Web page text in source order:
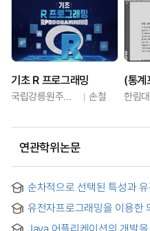
기초 R 프로그래밍
국립강릉원주대학교 손철 한림
연관학위논문
순차적으로 선택된 특성과
= (A) Decision Tree
with Sequentially
유전자프로그래밍을 이용한
(A) study on decision
Java 어플리케이션의 개발